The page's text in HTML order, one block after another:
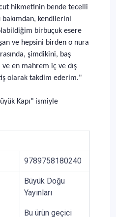
hikmetinin bende tecelli
bakımdan, kendilerini
birbuçuk esere
ve hepsini birden o nura
şimdikini, baş
ve en mahrem iç ve dış
olarak takdim ederim."
Kapı" ismiyle
9789758180240
Büyük Doğu
Yayınları
Bu ürün geçici